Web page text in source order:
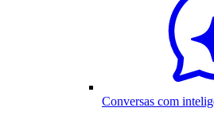
Conversas com